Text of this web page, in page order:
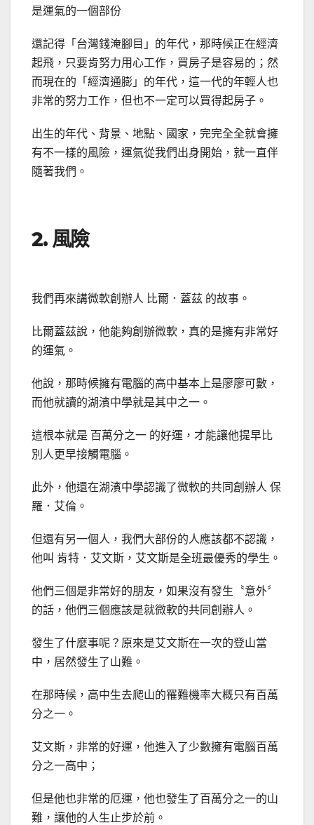
是運氣的一個部份
還記得「台灣錢淹腳目」的年代，那時候正在經濟
起飛，只要肯努力用心工作，買房子是容易的；然
而現在的「經濟通膨」的年代，這一代的年輕人也
非常的努力工作，但也不一定可以買得起房子。
出生的年代、背景、地點、國家，完完全全就會擁
有不一樣的風險，運氣從我們出身開始，就一直伴
隨著我們。
2. 風險
我們再來講微軟創辦人 比爾．蓋茲 的故事。
比爾蓋茲說，他能夠創辦微軟，真的是擁有非常好
的運氣。
他說，那時候擁有電腦的高中基本上是廖廖可數，
而他就讀的湖濱中學就是其中之一。
這根本就是 百萬分之一 的好運，才能讓他提早比
別人更早接觸電腦。
此外，他還在湖濱中學認識了微軟的共同創辦人 保
羅．艾倫。
但還有另一個人，我們大部份的人應該都不認識，
他叫 肯特．艾文斯，艾文斯是全班最優秀的學生。
他們三個是非常好的朋友，如果沒有發生〝意外〞
的話，他們三個應該是就微軟的共同創辦人。
發生了什麼事呢？原來是艾文斯在一次的登山當
中，居然發生了山難。
在那時候，高中生去爬山的罹難機率大概只有百萬
分之一。
艾文斯，非常的好運，他進入了少數擁有電腦百萬
分之一高中；
但是他也非常的厄運，他也發生了百萬分之一的山
難，讓他的人生止步於前。